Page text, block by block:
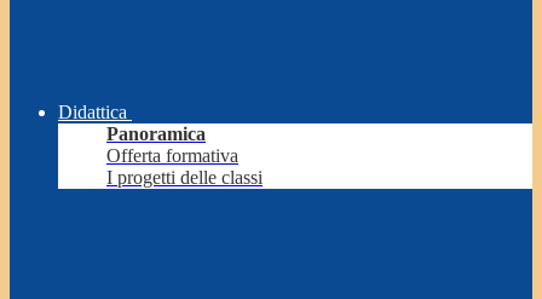
Didattica
Panoramica
Offerta formativa
I progetti delle classi